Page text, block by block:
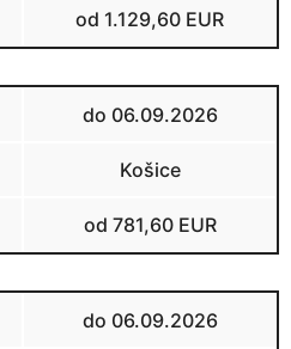
od 1.129,60 EUR
do 06.09.2026
Košice
od 781,60 EUR
do 06.09.2026